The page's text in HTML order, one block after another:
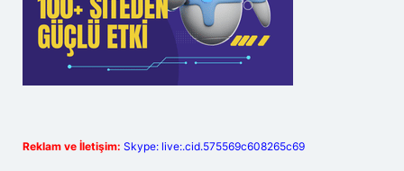
Reklam ve İletişim: Skype: live:.cid.575569c608265c69